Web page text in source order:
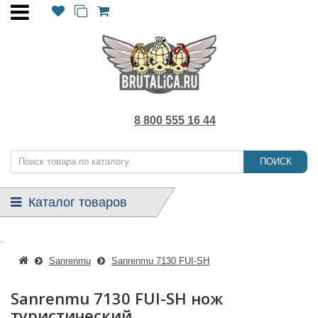
8 800 555 16 44
ПОИСК
Каталог товаров
Sanrenmu Sanrenmu 7130 FUI-SH
Sanrenmu 7130 FUI-SH нож